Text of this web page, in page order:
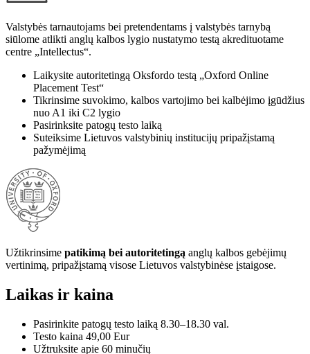
Valstybės tarnautojams bei pretendentams į valstybės tarnybą
siūlome atlikti anglų kalbos lygio nustatymo testą akredituotame
centre „Intellectus“.
Laikysite autoritetingą Oksfordo testą „Oxford Online
Placement Test“
Tikrinsime suvokimo, kalbos vartojimo bei kalbėjimo įgūdžius
nuo A1 iki C2 lygio
Pasirinksite patogų testo laiką
Suteiksime Lietuvos valstybinių institucijų pripažįstamą
pažymėjimą
Užtikrinsime patikimą bei autoritetingą anglų kalbos gebėjimų
vertinimą, pripažįstamą visose Lietuvos valstybinėse įstaigose.
Laikas ir kaina
Pasirinkite patogų testo laiką 8.30–18.30 val.
Testo kaina 49,00 Eur
Užtruksite apie 60 minučių